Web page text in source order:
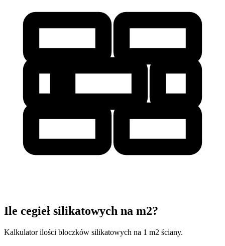
Ile cegieł silikatowych na m2?
Kalkulator ilości bloczków silikatowych na 1 m2 ściany.